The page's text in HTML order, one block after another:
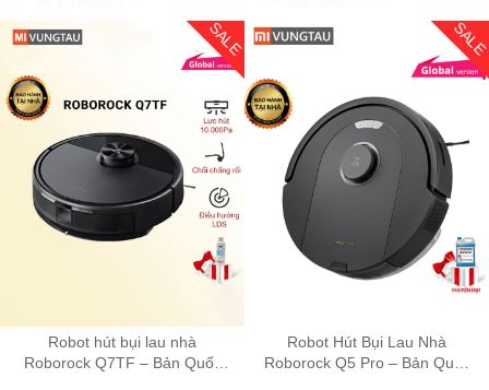
SALE
Robot hút bụi lau nhà
Roborock Q7TF – Bản Quốc
SALE
Robot Hút Bụi Lau Nhà
Roborock Q5 Pro – Bản Quốc